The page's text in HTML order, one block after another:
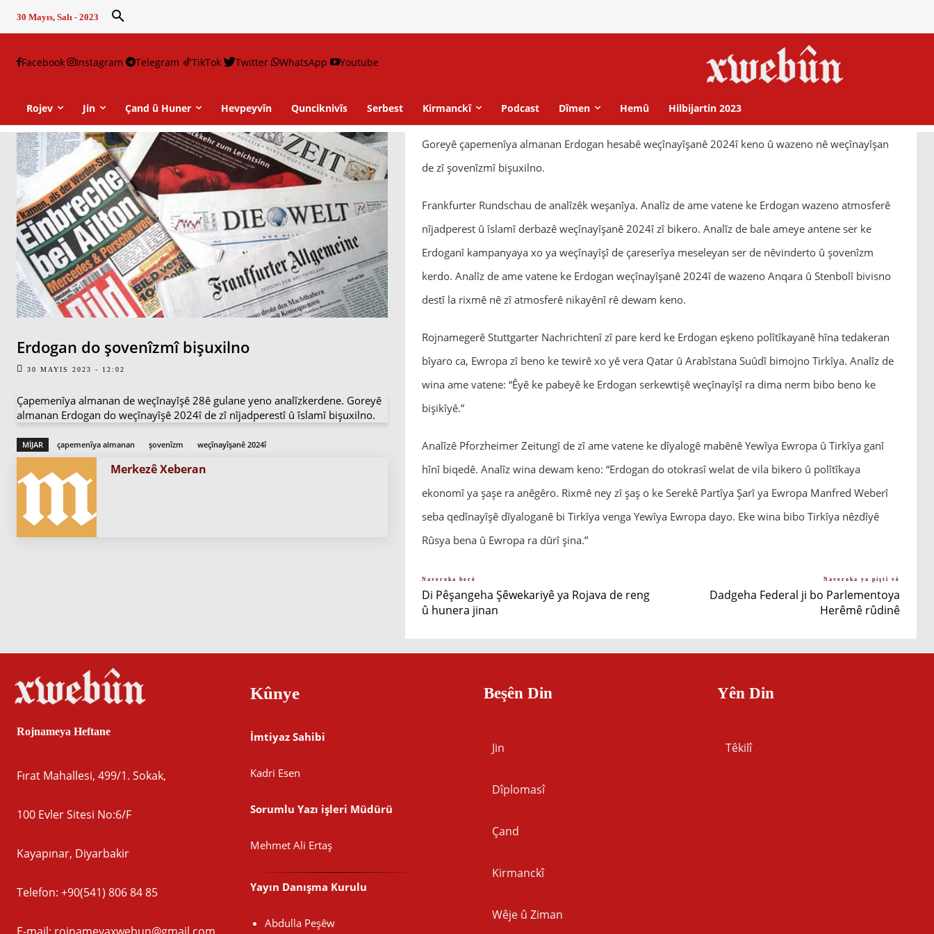
30 Mayıs, Salı - 2023
Facebook Instagram Telegram TikTok Twitter WhatsApp Youtube
Rojev Jin Çand û Huner Hevpeyvîn Qunciknivîs Serbest Kirmanckî Podcast Dîmen Hemû Hilbijartin 2023
Erdogan do şovenîzmî bişuxilno
30 MAYIS 2023 - 12:02
Çapemenîya almanan de weçînayîşê 28ê gulane yeno analîzkerdene. Goreyê
almanan Erdogan do weçînayîşê 2024î de zî nîjadperestî û îslamî bişuxilno.
MIJAR çapemenîya almanan şovenîzm weçînayîşanê 2024î
Merkezê Xeberan
Goreyê çapemenîya almanan Erdogan hesabê weçînayîşanê 2024î keno û wazeno nê weçînayîşan
de zî şovenîzmî bişuxilno.
Frankfurter Rundschau de analîzêk weşanîya. Analîz de ame vatene ke Erdogan wazeno atmosferê
nîjadperest û îslamî derbazê weçînayîşanê 2024î zî bikero. Analîz de bale ameye antene ser ke
Erdoganî kampanyaya xo ya weçînayîşî de çareserîya meseleyan ser de nêvinderto û şovenîzm
kerdo. Analîz de ame vatene ke Erdogan weçînayîşanê 2024î de wazeno Anqara û Stenbolî bivisno
destî la rixmê nê zî atmosferê nikayênî rê dewam keno.
Rojnamegerê Stuttgarter Nachrichtenî zî pare kerd ke Erdogan eşkeno polîtîkayanê hîna tedakeran
bîyaro ca, Ewropa zî beno ke tewirê xo yê vera Qatar û Arabîstana Suûdî bimojno Tirkîya. Analîz de
wina ame vatene: “Êyê ke pabeyê ke Erdogan serkewtişê weçînayîşî ra dima nerm bibo beno ke
bişikîyê.”
Analîzê Pforzheimer Zeitungî de zî ame vatene ke dîyalogê mabênê Yewîya Ewropa û Tirkîya ganî
hînî biqedê. Analîz wina dewam keno: “Erdogan do otokrasî welat de vila bikero û polîtîkaya
ekonomî ya şaşe ra anêgêro. Rixmê ney zî şaş o ke Serekê Partîya Şarî ya Ewropa Manfred Weberî
seba qedînayîşê dîyaloganê bi Tirkîya venga Yewîya Ewropa dayo. Eke wina bibo Tirkîya nêzdîyê
Rûsya bena û Ewropa ra dûrî şina.”
Naveroka berê
Di Pêşangeha Şêwekariyê ya Rojava de reng
û hunera jinan
Naveroka ya piştî vê
Dadgeha Federal ji bo Parlementoya
Herêmê rûdinê
Rojnameya Heftane
Fırat Mahallesi, 499/1. Sokak,
100 Evler Sitesi No:6/F
Kayapınar, Diyarbakir
Telefon: +90(541) 806 84 85
Kûnye
İmtiyaz Sahibi
Kadri Esen
Sorumlu Yazı işleri Müdürü
Mehmet Ali Ertaş
Yayın Danışma Kurulu
Abdulla Peşêw
Beşên Din
Jin
Dîplomasî
Çand
Kirmanckî
Wêje û Ziman
Yên Din
Têkilî